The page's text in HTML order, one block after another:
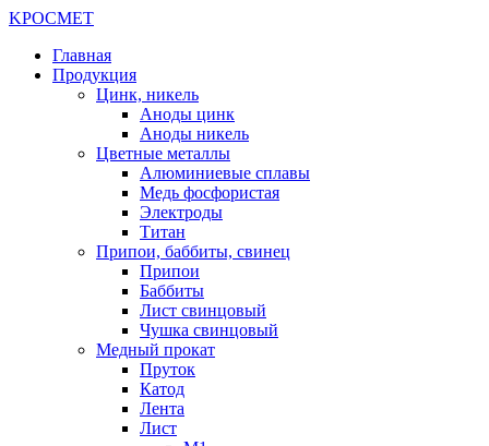
KРОСМЕТ
Главная
Продукция
Цинк, никель
Аноды цинк
Аноды никель
Цветные металлы
Алюминиевые сплавы
Медь фосфористая
Электроды
Титан
Припои, баббиты, свинец
Припои
Баббиты
Лист свинцовый
Чушка свинцовый
Медный прокат
Пруток
Катод
Лента
Лист